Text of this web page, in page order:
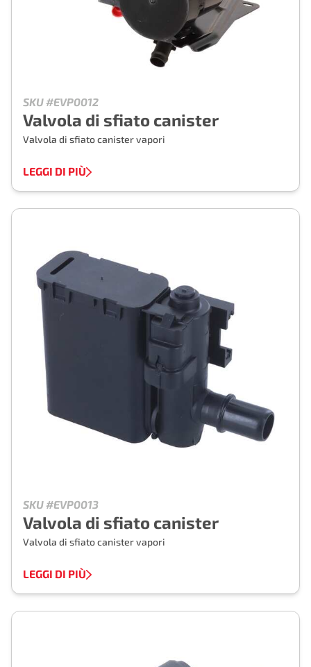
SKU #EVP0012
Valvola di sfiato canister
Valvola di sfiato canister vapori
LEGGI DI PIÙ
SKU #EVP0013
Valvola di sfiato canister
Valvola di sfiato canister vapori
LEGGI DI PIÙ